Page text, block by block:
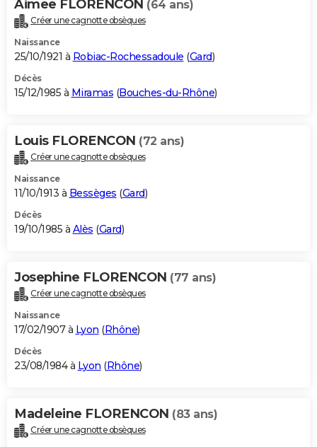
Aimee FLORENCON (64 ans)
Créer une cagnotte obsèques
Naissance
25/10/1921 à Robiac-Rochessadoule (Gard)
Décès
15/12/1985 à Miramas (Bouches-du-Rhône)
Louis FLORENCON (72 ans)
Créer une cagnotte obsèques
Naissance
11/10/1913 à Bessèges (Gard)
Décès
19/10/1985 à Alès (Gard)
Josephine FLORENCON (77 ans)
Créer une cagnotte obsèques
Naissance
17/02/1907 à Lyon (Rhône)
Décès
23/08/1984 à Lyon (Rhône)
Madeleine FLORENCON (83 ans)
Créer une cagnotte obsèques